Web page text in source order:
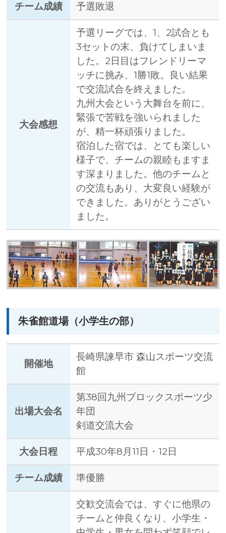
チーム成績 予選敗退
大会感想
予選リーグでは、1、2試合とも
3セットの末、負けてしまいま
した。2日目はフレンドリーマ
ッチに挑み、1勝1敗。良い結果
で交流試合を終えました。
九州大会という大舞台を前に、
緊張で苦戦を強いられました
が、精一杯頑張りました。
宿泊した宿では、とても楽しい
様子で、チームの親睦もますま
す深まりました。他のチームと
の交流もあり、大変良い経験が
できました。ありがとうござい
ました。
朱雀館道場（小学生の部）
開催地
長崎県諫早市 森山スポーツ交流
館
出場大会名
第38回九州ブロックスポーツ少
年団
剣道交流大会
大会日程 平成30年8月11日・12日
チーム成績 準優勝
交歓交流会では、すぐに他県の
チームと仲良くなり、小学生・